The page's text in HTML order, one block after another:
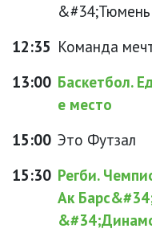
12:35 Команда
13:00 Баскетбол.
е место
15:00 Это Футзал
15:30 Регби.
Ак